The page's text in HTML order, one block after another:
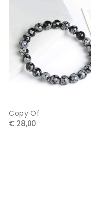
Copy Of
€ 28,00